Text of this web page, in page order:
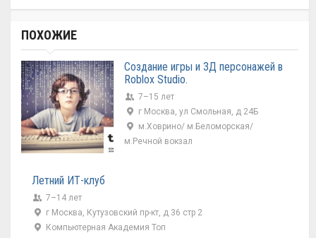
ПОХОЖИЕ
Создание игры и 3Д персонажей в
Roblox Studio.
7–15 лет
г Москва, ул Смольная, д 24Б
м.Ховрино/ м.Беломорская/
м.Речной вокзал
Летний ИТ-клуб
7–14 лет
г Москва, Кутузовский пр-кт, д 36 стр 2
Компьютерная Академия Топ